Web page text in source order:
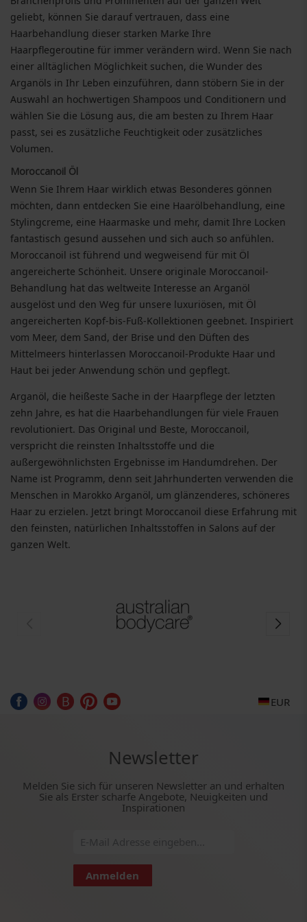
geliebt, können Sie darauf vertrauen, dass eine
Haarbehandlung dieser starken Marke Ihre
Haarpflegeroutine für immer verändern wird. Wenn Sie nach
einer alltäglichen Möglichkeit suchen, die Wunder des
Arganöls in Ihr Leben einzuführen, dann stöbern Sie in der
Auswahl an hochwertigen Shampoos und Conditionern und
wählen Sie die Lösung aus, die am besten zu Ihrem Haar
passt, sei es zusätzliche Feuchtigkeit oder zusätzliches
Volumen.
Moroccanoil Öl
Wenn Sie Ihrem Haar wirklich etwas Besonderes gönnen
möchten, dann entdecken Sie eine Haarölbehandlung, eine
Stylingcreme, eine Haarmaske und mehr, damit Ihre Locken
fantastisch gesund aussehen und sich auch so anfühlen.
Moroccanoil ist führend und wegweisend für mit Öl
angereicherte Schönheit. Unsere originale Moroccanoil-
Behandlung hat das weltweite Interesse an Arganöl
ausgelöst und den Weg für unsere luxuriösen, mit Öl
angereicherten Kopf-bis-Fuß-Kollektionen geebnet. Inspiriert
vom Meer, dem Sand, der Brise und den Düften des
Mittelmeers hinterlassen Moroccanoil-Produkte Haar und
Haut bei jeder Anwendung schön und gepflegt.
Arganöl, die heißeste Sache in der Haarpflege der letzten
zehn Jahre, es hat die Haarbehandlungen für viele Frauen
revolutioniert. Das Original und Beste, Moroccanoil,
verspricht die reinsten Inhaltsstoffe und die
außergewöhnlichsten Ergebnisse im Handumdrehen. Der
Name ist Programm, denn seit Jahrhunderten verwenden die
Menschen in Marokko Arganöl, um glänzenderes, schöneres
Haar zu erzielen. Jetzt bringt Moroccanoil diese Erfahrung mit
den feinsten, natürlichen Inhaltsstoffen in Salons auf der
ganzen Welt.
EUR
Newsletter
Melden Sie sich für unseren Newsletter an und erhalten
Sie als Erster scharfe Angebote, Neuigkeiten und
Inspirationen
Anmelden